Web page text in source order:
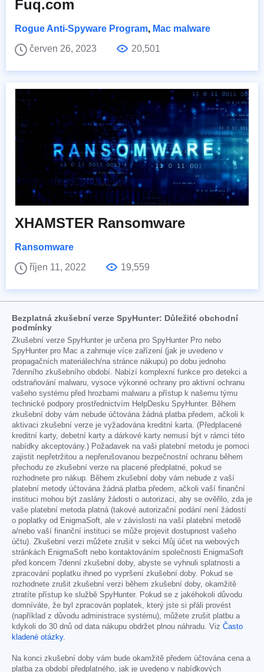
Fuq.com
Rogue Anti-Spyware Program, Mac malware
červen 26, 2023
20,501
XHAMSTER Ransomware
Ransomware
říjen 11, 2022
19,559
Bezplatná zkušební verze SpyHunter: Důležité obchodní
podmínky
Zkušební verze SpyHunter je určena pro SpyHunter Pro nebo
SpyHunter pro Mac a zahrnuje více zařízení (jak je uvedeno v
propagačních materiálech/na stránce nákupu) po dobu jednoho
7denního zkušebního období. Nabízí komplexní funkce pro detekci a
odstraňování malwaru, vysoce výkonné ochrany pro aktivní ochranu
vašeho systému před hrozbami malwaru a přístup k našemu týmu
technické podpory prostřednictvím HelpDesku SpyHunter. Během
zkušební doby vám nebude účtována žádná platba předem, ačkoli k
aktivaci zkušební verze je vyžadována kreditní karta. (Předplacené
kreditní karty, debetní karty a dárkové karty nemusí být v rámci této
nabídky akceptovány.) Požadavek na vaši platební metodu je pomoci
zajistit nepřetržitou a nepřerušovanou bezpečnostní ochranu během
přechodu ze zkušební verze na placené předplatné, pokud se
rozhodnete pro nákup. Během zkušební doby vám nebude z vaší
platební metody účtována žádná platba předem, ačkoli vaší finanční
instituci mohou být zaslány žádosti o autorizaci, aby se ověřilo, zda je
vaše platební metoda platná (takové autorizační podání není žádostí
o poplatky od EnigmaSoft, ale v závislosti na vaší platební metodě
a/nebo vaší finanční instituci se může projevit dostupnost vašeho
účtu). Zkušební verzi můžete zrušit v sekci Můj účet na webových
stránkách EnigmaSoft nebo kontaktováním společnosti EnigmaSoft
před koncem 7denní zkušební doby, abyste se vyhnuli splatnosti a
zpracování poplatku ihned po vypršení zkušební doby. Pokud se
rozhodnete zrušit zkušební verzi během zkušební doby, okamžitě
ztratíte přístup ke službě SpyHunter. Pokud se z jakéhokoli důvodu
domníváte, že byl zpracován poplatek, který jste si přáli provést
(například z důvodu administrace systému), můžete zrušit platbu a
kdykoli do 30 dnů od data nákupu obdržet plnou náhradu. Viz Často
kladené otázky.
Na konci zkušební doby vám bude okamžitě předem účtována cena a
platba za období předplatného, jak je uvedeno v nabídkových